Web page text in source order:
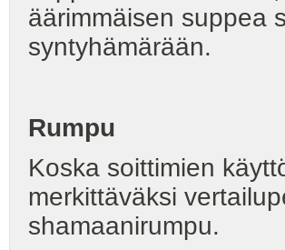
äärimmäisen suppea
syntyhämärään.
Rumpu
Koska soittimien
merkittäväksi
shamaanirumpu.